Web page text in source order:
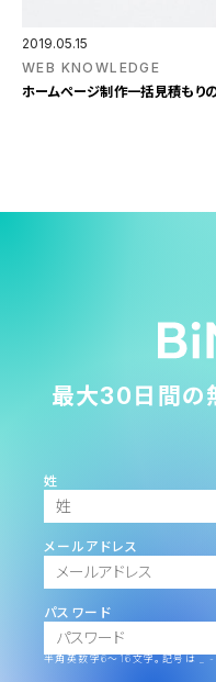
2019.05.15
WEB KNOWLEDGE
ホームページ制作一括見積もり
最大30日間の
姓
メールアドレス
パスワード
半角英数字6～16文字。記号は _ -